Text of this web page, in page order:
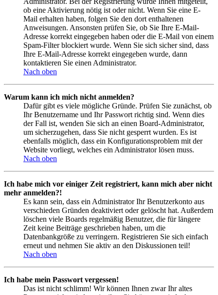
ob eine Aktivierung nötig ist oder nicht. Wenn Sie eine E-
Mail erhalten haben, folgen Sie den dort enthaltenen
Anweisungen. Ansonsten prüfen Sie, ob Sie Ihre E-Mail-
Adresse korrekt eingegeben haben oder die E-Mail von einem
Spam-Filter blockiert wurde. Wenn Sie sich sicher sind, dass
Ihre E-Mail-Adresse korrekt eingegeben wurde, dann
kontaktieren Sie einen Administrator.
Nach oben
Warum kann ich mich nicht anmelden?
Dafür gibt es viele mögliche Gründe. Prüfen Sie zunächst, ob
Ihr Benutzername und Ihr Passwort richtig sind. Wenn dies
der Fall ist, wenden Sie sich an einen Board-Administrator,
um sicherzugehen, dass Sie nicht gesperrt wurden. Es ist
ebenfalls möglich, dass ein Konfigurationsproblem mit der
Website vorliegt, welches ein Administrator lösen muss.
Nach oben
Ich habe mich vor einiger Zeit registriert, kann mich aber nicht
mehr anmelden?!
Es kann sein, dass ein Administrator Ihr Benutzerkonto aus
verschieden Gründen deaktiviert oder gelöscht hat. Außerdem
löschen viele Boards regelmäßig Benutzer, die für längere
Zeit keine Beiträge geschrieben haben, um die
Datenbankgröße zu verringern. Registrieren Sie sich einfach
erneut und nehmen Sie aktiv an den Diskussionen teil!
Nach oben
Ich habe mein Passwort vergessen!
Das ist nicht schlimm! Wir können Ihnen zwar Ihr altes